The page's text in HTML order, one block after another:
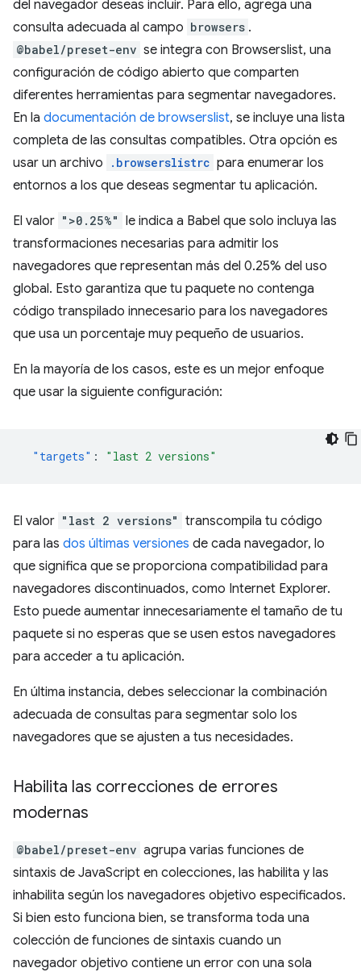
del navegador deseas incluir. Para ello, agrega una
consulta adecuada al campo browsers .
@babel/preset-env se integra con Browserslist, una
configuración de código abierto que comparten
diferentes herramientas para segmentar navegadores.
En la documentación de browserslist, se incluye una lista
completa de las consultas compatibles. Otra opción es
usar un archivo
.browserslistrc para enumerar los
entornos a los que deseas segmentar tu aplicación.
El valor ">0.25%" le indica a Babel que solo incluya las
transformaciones necesarias para admitir los
navegadores que representan más del 0.25% del uso
global. Esto garantiza que tu paquete no contenga
código transpilado innecesario para los navegadores
que usa un porcentaje muy pequeño de usuarios.
En la mayoría de los casos, este es un mejor enfoque
que usar la siguiente configuración:
"targets" : "last 2 versions"
El valor "last 2 versions" transcompila tu código
para las dos últimas versiones de cada navegador, lo
que significa que se proporciona compatibilidad para
navegadores discontinuados, como Internet Explorer.
Esto puede aumentar innecesariamente el tamaño de tu
paquete si no esperas que se usen estos navegadores
para acceder a tu aplicación.
En última instancia, debes seleccionar la combinación
adecuada de consultas para segmentar solo los
navegadores que se ajusten a tus necesidades.
Habilita las correcciones de errores
modernas
@babel/preset-env agrupa varias funciones de
sintaxis de JavaScript en colecciones, las habilita y las
inhabilita según los navegadores objetivo especificados.
Si bien esto funciona bien, se transforma toda una
colección de funciones de sintaxis cuando un
navegador objetivo contiene un error con una sola